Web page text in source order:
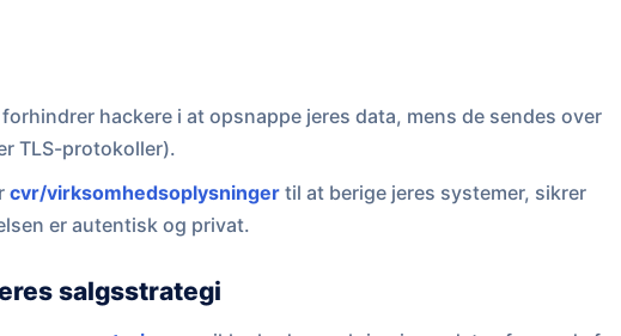
hackere i at opsnappe jeres data, mens de sendes over
TLS-protokoller).
cvr/virksomhedsoplysninger til at berige jeres systemer, sikrer
er autentisk og privat.
salgsstrategi